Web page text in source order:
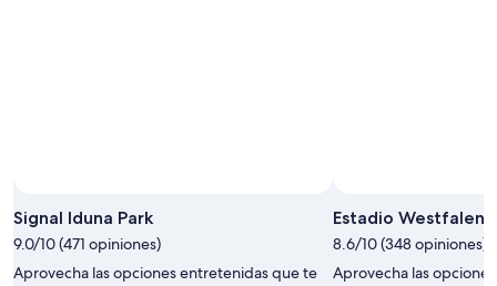
de
uso
libre
por
Signal Iduna Park
9.0/10 (471 opiniones)
Aprovecha las opciones entretenidas que te
Estadio
8.6/10 (348 opiniones)
Aprovecha las